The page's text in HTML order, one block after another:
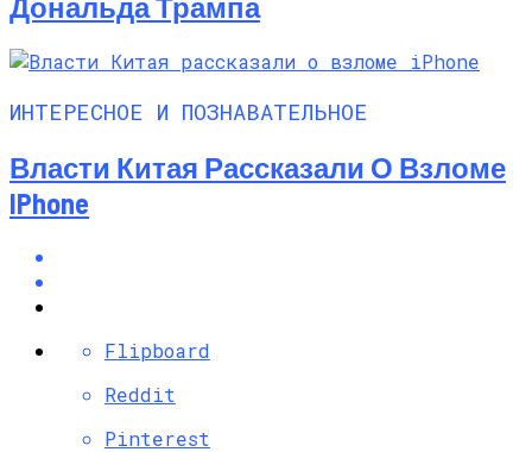
ИНТЕРЕСНОЕ И ПОЗНАВАТЕЛЬНОЕ
Власти Китая Рассказали О Взломе
IPhone
Flipboard
Reddit
Pinterest